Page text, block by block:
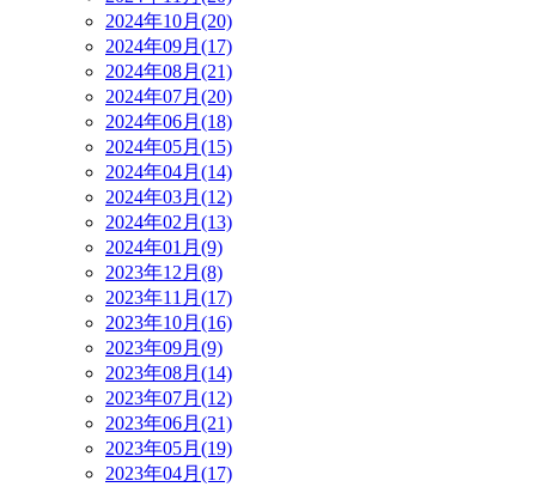
2024年10月(20)
2024年09月(17)
2024年08月(21)
2024年07月(20)
2024年06月(18)
2024年05月(15)
2024年04月(14)
2024年03月(12)
2024年02月(13)
2024年01月(9)
2023年12月(8)
2023年11月(17)
2023年10月(16)
2023年09月(9)
2023年08月(14)
2023年07月(12)
2023年06月(21)
2023年05月(19)
2023年04月(17)